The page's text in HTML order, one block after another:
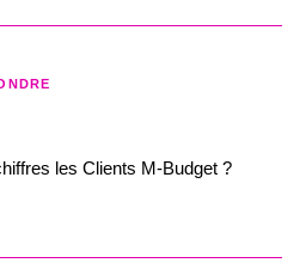
les Clients M-Budget ?